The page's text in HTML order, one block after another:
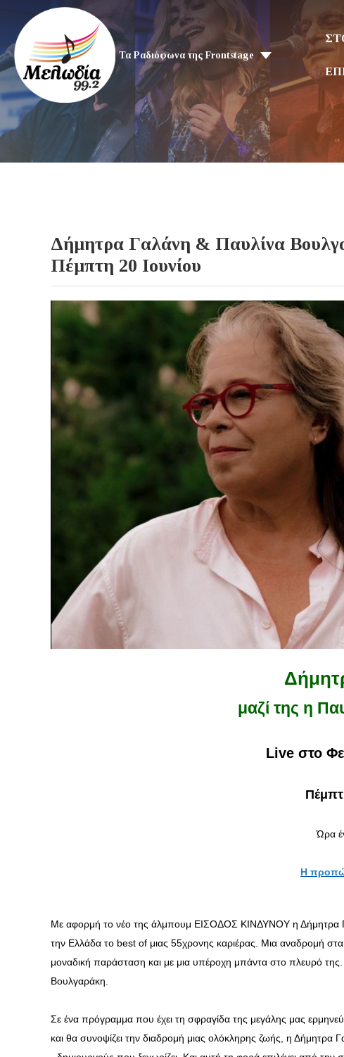
Τα Ραδιόφωνα της Frontstage
Δήμητρα Γαλάνη & Παυλίνα
Πέμπτη 20 Ιουνίου
μαζί της η
Live στο
Ώρα
H
Με αφορμή το νέο της άλμπουμ ΕΙΣΟΔΟΣ ΚΙΝΔΥΝΟΥ η Δήμητρα
την Ελλάδα το best of μιας 55χρονης καριέρας. Μια αναδρομή
μοναδική παράσταση και με μια υπέροχη μπάντα στο πλευρό της.
Βουλγαράκη.
Σε ένα πρόγραμμα που έχει τη σφραγίδα της μεγάλης μας
και θα συνοψίζει την διαδρομή μιας ολόκληρης ζωής, η Δήμητρα